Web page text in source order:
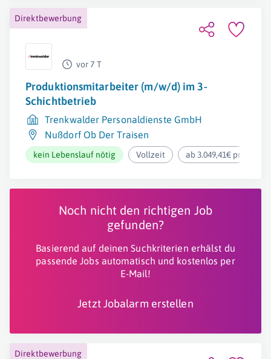
Direktbewerbung
vor 7 T
Produktionsmitarbeiter (m/w/d) im 3-
Schichtbetrieb
Trenkwalder Personaldienste GmbH
Nußdorf Ob Der Traisen
kein Lebenslauf nötig Vollzeit ab 3.049,41€ pro
Noch nicht den richtigen Job
gefunden?
Basierend auf deinen Suchkriterien erhälst du
passende Jobs automatisch und kostenlos per
E-Mail!
Jetzt Jobalarm erstellen
Direktbewerbung